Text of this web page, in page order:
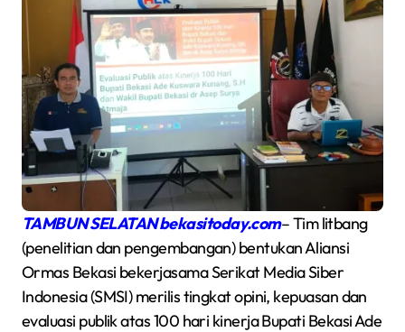
TAMBUN SELATAN bekasitoday.com– Tim litbang
(penelitian dan pengembangan) bentukan Aliansi
Ormas Bekasi bekerjasama Serikat Media Siber
Indonesia (SMSI) merilis tingkat opini, kepuasan dan
evaluasi publik atas 100 hari kinerja Bupati Bekasi Ade